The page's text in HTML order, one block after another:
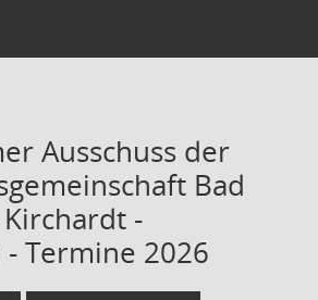
Ausschuss der
Bad
-
- Termine 2026